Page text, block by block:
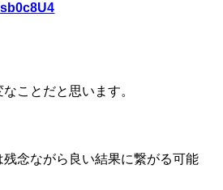
ことだと思います。
念ながら良い結果に繋がる可能